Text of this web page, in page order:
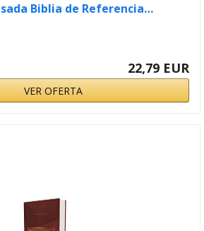
Biblia de Referencia…
22,79 EUR
VER OFERTA